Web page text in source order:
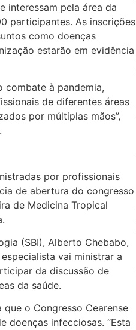
interessam pela área da
participantes. As inscrições
como doenças
estarão em evidência
combate à pandemia,
de diferentes áreas
por múltiplas mãos”,
por profissionais
de abertura do congresso
de Medicina Tropical
(SBI), Alberto Chebabo,
vai ministrar a
da discussão de
da saúde.
o Congresso Cearense
doenças infecciosas. “Esta